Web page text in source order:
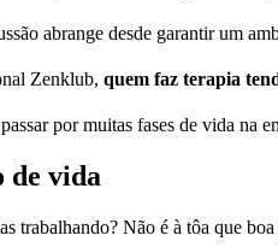
abrange desde garantir um
Zenklub, quem faz terapia
por muitas fases de vida na
de vida
trabalhando? Não é à tôa que